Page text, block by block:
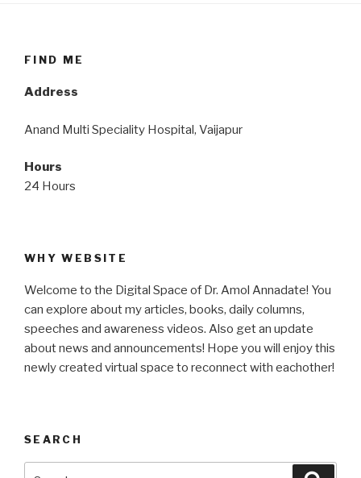
FIND ME
Address
Anand Multi Speciality Hospital, Vaijapur
Hours
24 Hours
WHY WEBSITE
Welcome to the Digital Space of Dr. Amol Annadate! You
can explore about my articles, books, daily columns,
speeches and awareness videos. Also get an update
about news and announcements! Hope you will enjoy this
newly created virtual space to reconnect with eachother!
SEARCH